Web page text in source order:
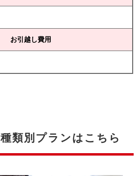
お引越し費用
類別プランはこちら